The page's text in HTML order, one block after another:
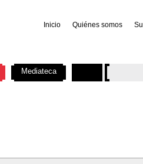
Inicio Quiénes somos
Mediateca